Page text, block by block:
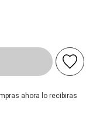
ahora lo recibiras